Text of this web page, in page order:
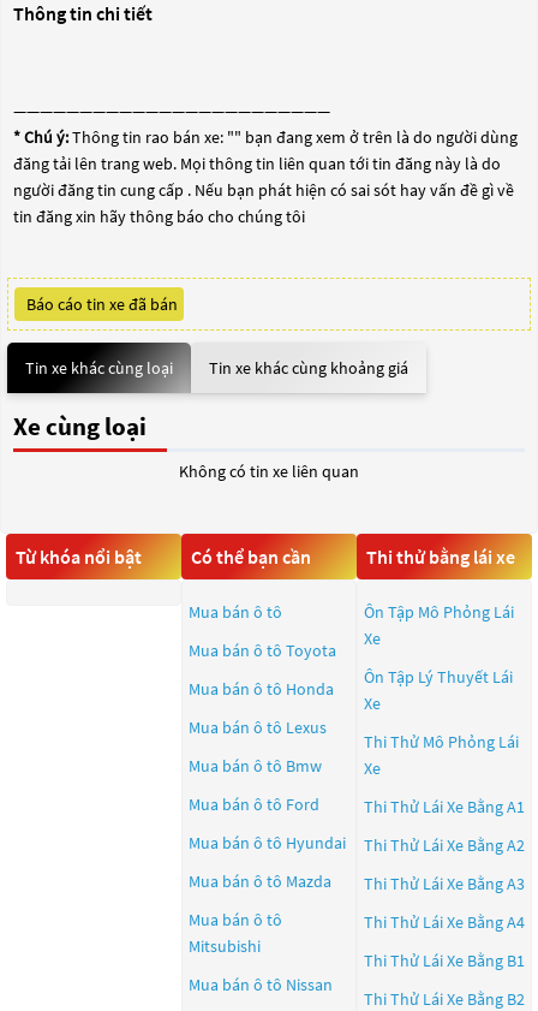
Thông tin chi tiết
————————————————————————
* Chú ý:Thông tin rao bán xe: "" bạn đang xem ở trên là do người dùng
đăng tải lên trang web. Mọi thông tin liên quan tới tin đăng này là do
người đăng tin cung cấp . Nếu bạn phát hiện có sai sót hay vấn đề gì về
tin đăng xin hãy thông báo cho chúng tôi
Báo cáo tin xe đã bán
Tin xe khác cùng loại Tin xe khác cùng khoảng giá
Xe cùng loại
Không có tin xe liên quan
Từ khóa nổi bật Có thể bạn cần
Mua bán ô tô
Mua bán ô tô Toyota
Mua bán ô tô Honda
Mua bán ô tô Lexus
Mua bán ô tô Bmw
Mua bán ô tô Ford
Mua bán ô tô Hyundai
Mua bán ô tô Mazda
Mua bán ô tô
Mitsubishi
Mua bán ô tô Nissan
Thi thử bằng lái xe
Ôn Tập Mô Phỏng Lái
Xe
Ôn Tập Lý Thuyết Lái
Xe
Thi Thử Mô Phỏng Lái
Xe
Thi Thử Lái Xe Bằng A1
Thi Thử Lái Xe Bằng A2
Thi Thử Lái Xe Bằng A3
Thi Thử Lái Xe Bằng A4
Thi Thử Lái Xe Bằng B1
Thi Thử Lái Xe Bằng B2